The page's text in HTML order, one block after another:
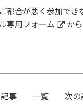
都合が悪く参加でき
専用フォーム
か
事：
一覧 次の